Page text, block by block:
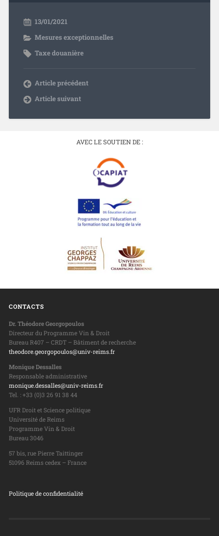
13/01/2021
Mesures exceptionnelles
Taxe douanière
Article précédent
Article suivant
AVEC LE SOUTIEN DE :
CONTACTS
Dr. Théodore Georgopoulos
Directeur du Programme Vin & Droit
Bureau R407 – CRDT – Bâtiment de recherche
theodore.georgopoulos@univ-reims.fr
Monique Dessalles
Responsable administrative
monique.dessalles@univ-reims.fr
Tel. : +33 (0)3 26 91 38 44
UFR Droit et Science politique
Université de Reims
Programme Vin & Droit
Bureau 3046
57 bis, rue Pierre Taittinger
51096 Reims cedex – France
Politique de confidentialité